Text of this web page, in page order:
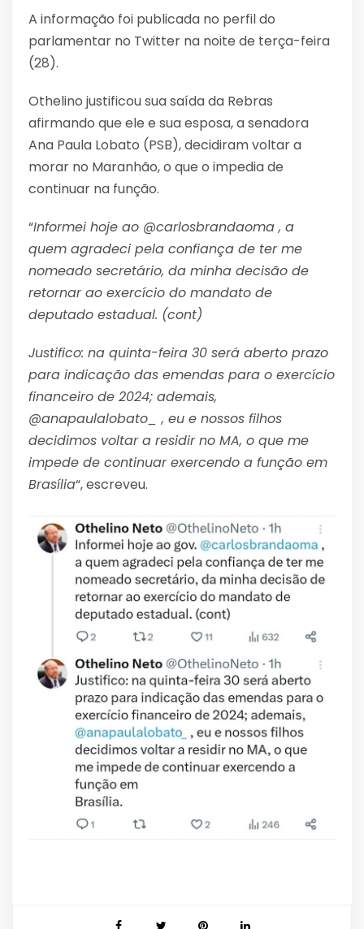
A informação foi publicada no perfil do
parlamentar no Twitter na noite de terça-feira
(28).
Othelino justificou sua saída da Rebras
afirmando que ele e sua esposa, a senadora
Ana Paula Lobato (PSB), decidiram voltar a
morar no Maranhão, o que o impedia de
continuar na função.
“Informei hoje ao @carlosbrandaoma , a
quem agradeci pela confiança de ter me
nomeado secretário, da minha decisão de
retornar ao exercício do mandato de
deputado estadual. (cont)
Justifico: na quinta-feira 30 será aberto prazo
para indicação das emendas para o exercício
financeiro de 2024; ademais,
@anapaulalobato_ , eu e nossos filhos
decidimos voltar a residir no MA, o que me
impede de continuar exercendo a função em
Brasília“, escreveu.